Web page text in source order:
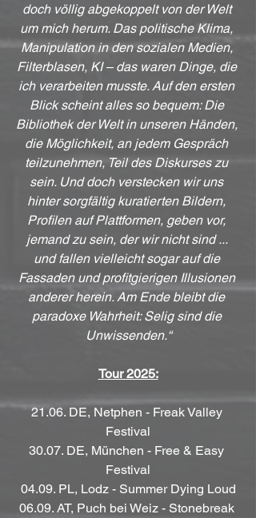
doch völlig abgekoppelt von der Welt
um mich herum. Das politische Klima,
Manipulation in den sozialen Medien,
Filterblasen, KI – das waren Dinge, die
ich verarbeiten musste. Auf den ersten
Blick scheint alles so bequem: Die
Bibliothek der Welt in unseren Händen,
die Möglichkeit, an jedem Gespräch
teilzunehmen, Teil des Diskurses zu
sein. Und doch verstecken wir uns
hinter sorgfältig kuratierten Bildern,
Profilen auf Plattformen, geben vor,
jemand zu sein, der wir nicht sind ...
und fallen vielleicht sogar auf die
Fassaden und profitgierigen Illusionen
anderer herein. Am Ende bleibt die
paradoxe Wahrheit: Selig sind die
Unwissenden.“
Tour 2025:
21.06. DE, Netphen - Freak Valley
Festival
30.07. DE, München - Free & Easy
Festival
04.09. PL, Lodz - Summer Dying Loud
06.09. AT, Puch bei Weiz - Stonebreak